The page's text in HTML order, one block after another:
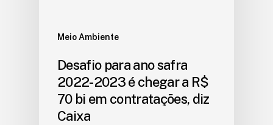
Meio Ambiente
Desafio para ano safra
2022-2023 é chegar a R$
70 bi em contratações, diz
Caixa